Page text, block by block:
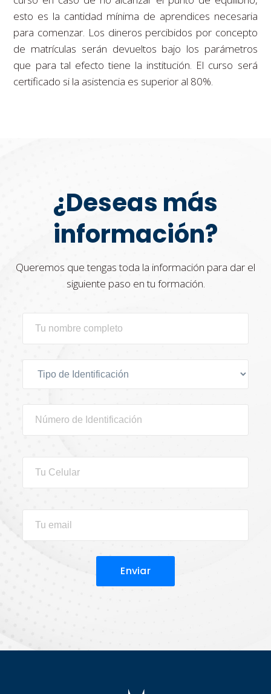
esto es la cantidad mínima de aprendices necesaria
para comenzar. Los dineros percibidos por concepto
de matrículas serán devueltos bajo los parámetros
que para tal efecto tiene la institución. El curso será
certificado si la asistencia es superior al 80%.
¿Deseas más
información?
Queremos que tengas toda la información para dar el
siguiente paso en tu formación.